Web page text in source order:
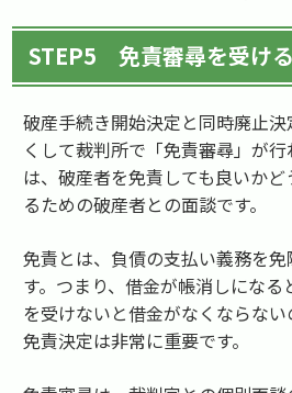
STEP5 免責審尋を受ける
破産手続き開始決定と同時廃止
くして裁判所で「免責審尋」が
は、破産者を免責しても良いか
るための破産者との面談です。
免責とは、負債の支払い義務を
す。つまり、借金が帳消しになる
を受けないと借金がなくならな
免責決定は非常に重要です。